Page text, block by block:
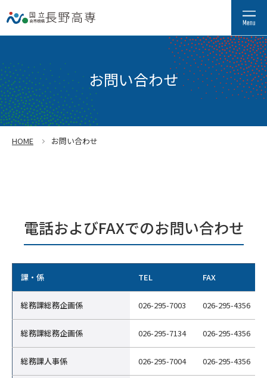
お問い合わせ
HOME お問い合わせ
電話およびFAXでのお問い合わせ
課・係 TEL FAX
総務課総務企画係 026-295-7003 026-295-4356
総務課総務企画係 026-295-7134 026-295-4356
総務課人事係 026-295-7004 026-295-4356